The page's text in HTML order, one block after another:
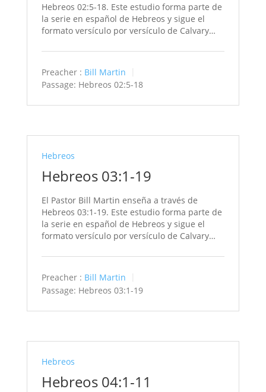
Hebreos 02:5-18. Este estudio forma parte de
la serie en español de Hebreos y sigue el
formato versículo por versículo de Calvary…
Preacher : Bill Martin
Passage: Hebreos 02:5-18
Hebreos
Hebreos 03:1-19
El Pastor Bill Martin enseña a través de
Hebreos 03:1-19. Este estudio forma parte de
la serie en español de Hebreos y sigue el
formato versículo por versículo de Calvary…
Preacher : Bill Martin
Passage: Hebreos 03:1-19
Hebreos
Hebreos 04:1-11